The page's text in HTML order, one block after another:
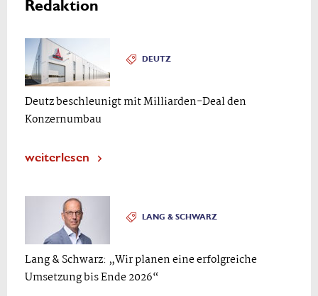
Redaktion
DEUTZ
Deutz beschleunigt mit Milliarden-Deal den
Konzernumbau
weiterlesen
LANG & SCHWARZ
Lang & Schwarz: „Wir planen eine erfolgreiche
Umsetzung bis Ende 2026“